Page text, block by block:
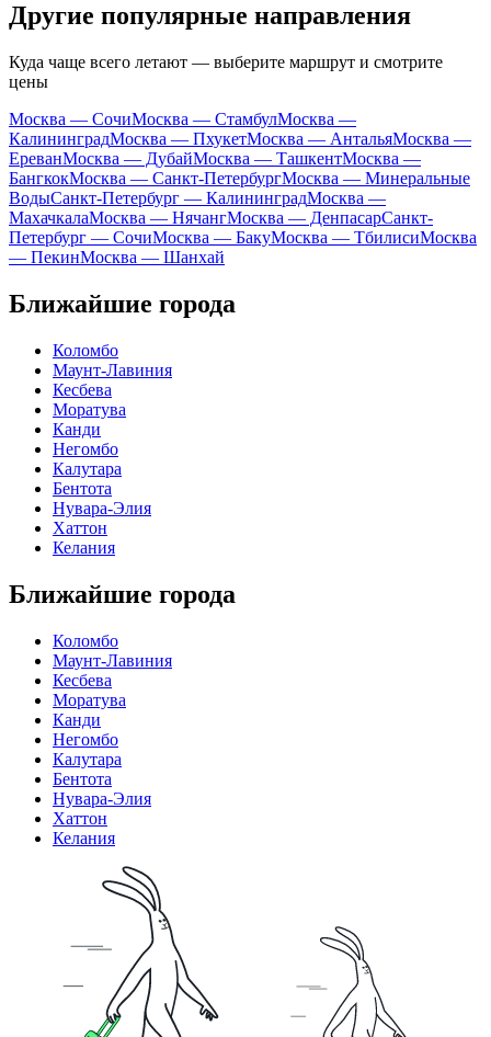
Другие популярные направления
Куда чаще всего летают — выберите маршрут и смотрите
цены
Москва — СочиМосква — СтамбулМосква —
КалининградМосква — ПхукетМосква — АнтальяМосква —
ЕреванМосква — ДубайМосква — ТашкентМосква —
БангкокМосква — Санкт-ПетербургМосква — Минеральные
ВодыСанкт-Петербург — КалининградМосква —
МахачкалаМосква — НячангМосква — ДенпасарСанкт-
Петербург — СочиМосква — БакуМосква — ТбилисиМосква
— ПекинМосква — Шанхай
Ближайшие города
Коломбо
Маунт-Лавиния
Кесбева
Моратува
Канди
Негомбо
Калутара
Бентота
Нувара-Элия
Хаттон
Келания
Ближайшие города
Коломбо
Маунт-Лавиния
Кесбева
Моратува
Канди
Негомбо
Калутара
Бентота
Нувара-Элия
Хаттон
Келания